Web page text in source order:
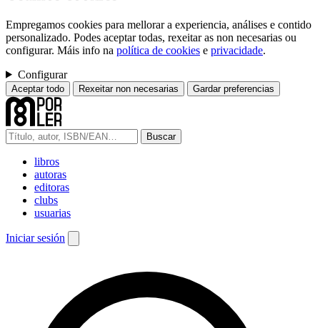
Empregamos cookies para mellorar a experiencia, análises e contido
personalizado. Podes aceptar todas, rexeitar as non necesarias ou
configurar. Máis info na política de cookies e privacidade.
Configurar
Aceptar todo Rexeitar non necesarias Gardar preferencias
Buscar
libros
autoras
editoras
clubs
usuarias
Iniciar sesión